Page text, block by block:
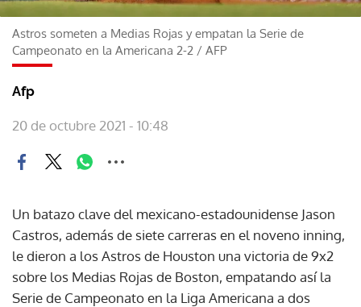
Astros someten a Medias Rojas y empatan la Serie de
Campeonato en la Americana 2-2 / AFP
Afp
20 de octubre 2021 - 10:48
Un batazo clave del mexicano-estadounidense Jason
Castros, además de siete carreras en el noveno inning,
le dieron a los Astros de Houston una victoria de 9x2
sobre los Medias Rojas de Boston, empatando así la
Serie de Campeonato en la Liga Americana a dos